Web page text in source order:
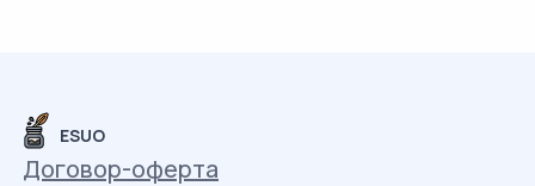
ESUO
Договор-оферта